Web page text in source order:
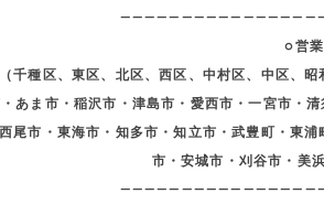
○営
千種区、東区、北区、西区、中村区、中区、
あま市・稲沢市・津島市・愛西市・一宮市・
尾市・東海市・知多市・知立市・武豊町・東
市・安城市・刈谷市・美